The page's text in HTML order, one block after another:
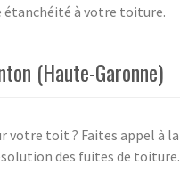
étanchéité à votre toiture.
(Haute-Garonne)
votre toit ? Faites appel à la
des fuites de toiture.